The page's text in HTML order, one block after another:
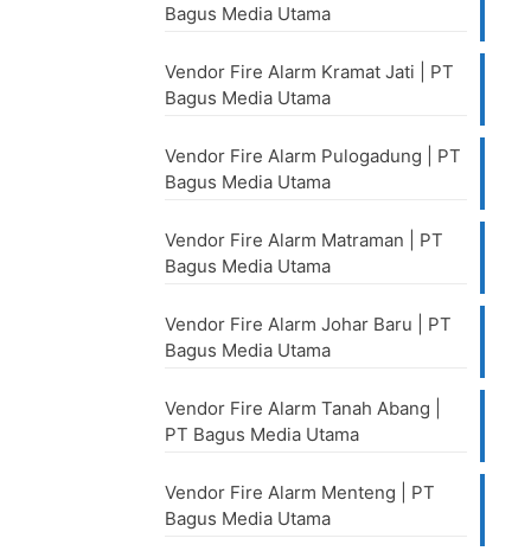
Bagus Media Utama
Vendor Fire Alarm Kramat Jati | PT
Bagus Media Utama
Vendor Fire Alarm Pulogadung | PT
Bagus Media Utama
Vendor Fire Alarm Matraman | PT
Bagus Media Utama
Vendor Fire Alarm Johar Baru | PT
Bagus Media Utama
Vendor Fire Alarm Tanah Abang |
PT Bagus Media Utama
Vendor Fire Alarm Menteng | PT
Bagus Media Utama